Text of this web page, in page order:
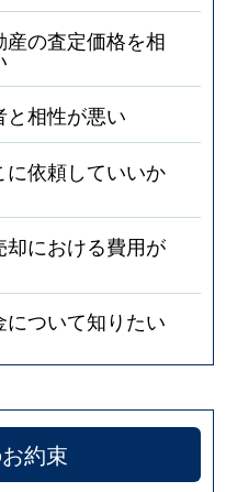
の査定価格を相
相性が悪い
依頼していいか
における費用が
ついて知りたい
約束